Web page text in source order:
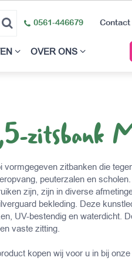
0561-446679 Contact
OVER ONS
zitsbank
vormgegeven zitbanken die
peuterzalen en
zijn, zijn in diverse
bekleding. Deze
UV-bestendig en waterdicht.
vaste zitting.
kopen wij voor u in bij onze